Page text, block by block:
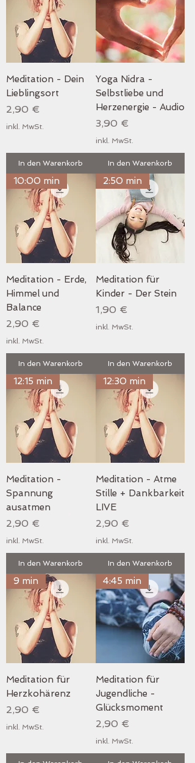
Meditation - Dein
Lieblingsort
Preis
2,90 €
inkl. MwSt.
In den Warenkorb
Yoga Nidra -
Selbstliebe und
Herzenergie - Audio
Preis
3,90 €
inkl. MwSt.
In den Warenkorb
10:00 min
Meditation - Erde,
Himmel und
Balance
Preis
2,90 €
inkl. MwSt.
In den Warenkorb
2:50 min
Meditation für
Kinder - Der Stein
Preis
1,90 €
inkl. MwSt.
In den Warenkorb
12:15 min
Meditation -
Spannung
ausatmen
Preis
2,90 €
inkl. MwSt.
In den Warenkorb
12:30 min
Meditation - Atme
Stille + Dankbarkeit
LIVE
Preis
2,90 €
inkl. MwSt.
In den Warenkorb
9 min
Meditation für
Herzkohärenz
Preis
2,90 €
inkl. MwSt.
4:45 min
Meditation für
Jugendliche -
Glücksmoment
Preis
2,90 €
inkl. MwSt.